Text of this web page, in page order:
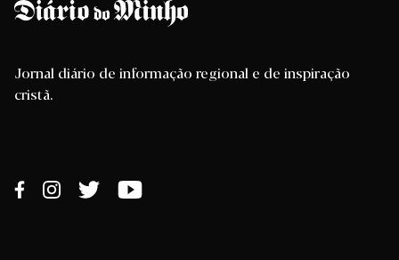
Jornal diário de informação regional e de inspiração
cristã.